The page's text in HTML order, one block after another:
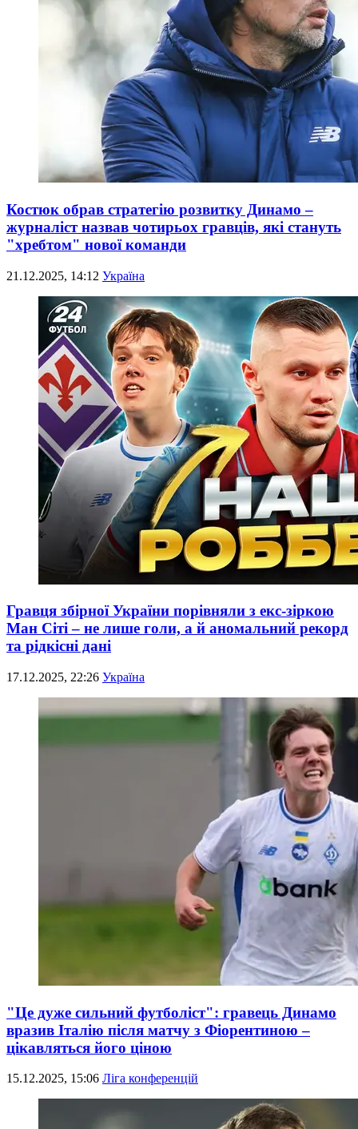
Костюк обрав стратегію розвитку Динамо –
журналіст назвав чотирьох гравців, які стануть
"хребтом" нової команди
21.12.2025, 14:12 Україна
Гравця збірної України порівняли з екс-зіркою
Ман Сіті – не лише голи, а й аномальний рекорд
та рідкісні дані
17.12.2025, 22:26 Україна
"Це дуже сильний футболіст": гравець Динамо
вразив Італію після матчу з Фіорентиною –
цікавляться його ціною
15.12.2025, 15:06 Ліга конференцій